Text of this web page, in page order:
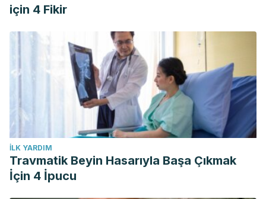
için 4 Fikir
İLK YARDIM
Travmatik Beyin Hasarıyla Başa Çıkmak
İçin 4 İpucu